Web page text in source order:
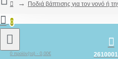
0
0 προϊόν(τα) - 0,00€
Ποδιά βάπτισης για τον νονό ή